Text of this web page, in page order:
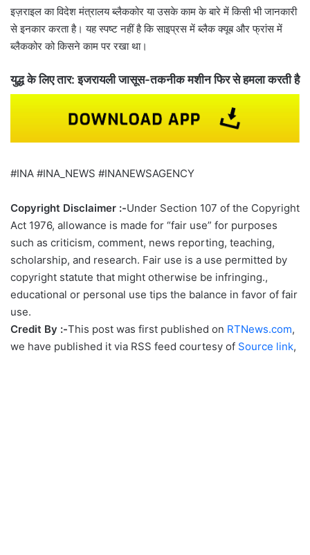
इज़राइल का विदेश मंत्रालय ब्लैककोर या उसके काम के बारे में किसी भी जानकारी
से इनकार करता है। यह स्पष्ट नहीं है कि साइप्रस में ब्लैक क्यूब और फ्रांस में
ब्लैककोर को किसने काम पर रखा था।
युद्ध के लिए तार: इजरायली जासूस-तकनीक मशीन फिर से हमला करती है
#INA #INA_NEWS #INANEWSAGENCY
Copyright Disclaimer :-Under Section 107 of the Copyright
Act 1976, allowance is made for “fair use” for purposes
such as criticism, comment, news reporting, teaching,
scholarship, and research. Fair use is a use permitted by
copyright statute that might otherwise be infringing.,
educational or personal use tips the balance in favor of fair
use.
Credit By :-This post was first published on RTNews.com,
we have published it via RSS feed courtesy of Source link,